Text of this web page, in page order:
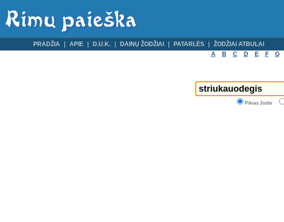
PRADŽIA APIE D.U.K. DAINŲ ŽODŽIAI PATARLĖS
ŽODŽIAI ATBULAI
A
B C D E F G
Pilnas žodis